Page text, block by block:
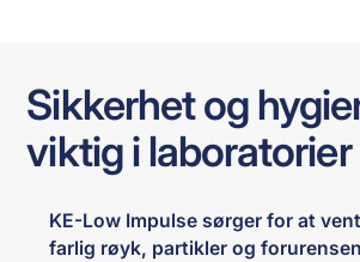
Sikkerhet og
viktig i laboratorier
KE-Low Impulse sørger for at
farlig røyk, partikler og